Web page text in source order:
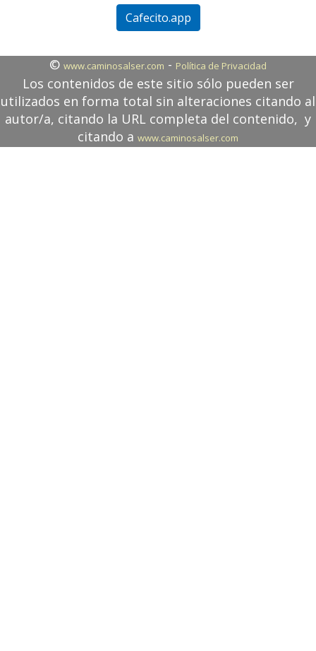
Cafecito.app
© www.caminosalser.com - Política de Privacidad
Los contenidos de este sitio sólo pueden ser
utilizados en forma total sin alteraciones citando al
autor/a, citando la URL completa del contenido, y
citando a www.caminosalser.com